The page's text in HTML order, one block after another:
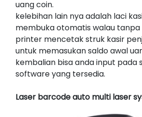
uang coin.
kelebihan lain nya adalah laci
membuka otomatis walau
printer mencetak struk kasir
untuk memasukan saldo awal
kembalian bisa anda input pada
software yang tersedia.
Laser barcode auto multi laser